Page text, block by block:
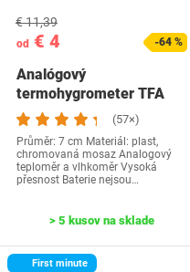
od € 4
€ 11,39
-64 %
Analógový
termohygrometer TFA
45.2024
(57×)
Průměr: 7 cm Materiál: plast,
chromovaná mosaz Analogový
teploměr a vlhkoměr Vysoká
přesnost Baterie nejsou…
> 5 kusov na sklade
First minute